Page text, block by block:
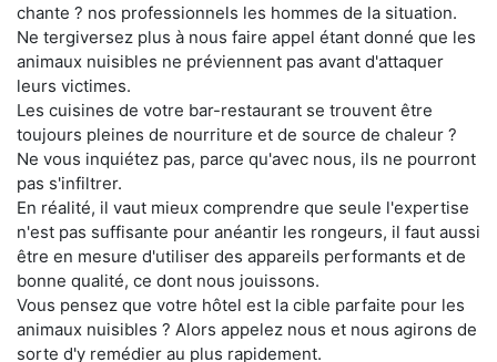
chante ? nos professionnels les hommes de la situation.
Ne tergiversez plus à nous faire appel étant donné que les
animaux nuisibles ne préviennent pas avant d'attaquer
leurs victimes.
Les cuisines de votre bar-restaurant se trouvent être
toujours pleines de nourriture et de source de chaleur ?
Ne vous inquiétez pas, parce qu'avec nous, ils ne pourront
pas s'infiltrer.
En réalité, il vaut mieux comprendre que seule l'expertise
n'est pas suffisante pour anéantir les rongeurs, il faut aussi
être en mesure d'utiliser des appareils performants et de
bonne qualité, ce dont nous jouissons.
Vous pensez que votre hôtel est la cible parfaite pour les
animaux nuisibles ? Alors appelez nous et nous agirons de
sorte d'y remédier au plus rapidement.